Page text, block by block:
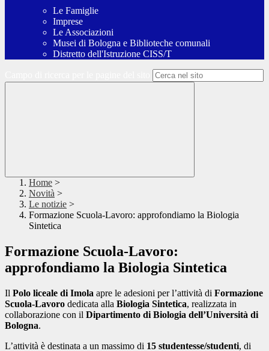
Le Famiglie
Imprese
Le Associazioni
Musei di Bologna e Biblioteche comunali
Distretto dell'Istruzione CISS/T
Home >
Novità >
Le notizie >
Formazione Scuola-Lavoro: approfondiamo la Biologia
Sintetica
Formazione Scuola-Lavoro:
approfondiamo la Biologia Sintetica
Il Polo liceale di Imola apre le adesioni per l’attività di Formazione
Scuola-Lavoro dedicata alla Biologia Sintetica, realizzata in
collaborazione con il Dipartimento di Biologia dell’Università di
Bologna.
L’attività è destinata a un massimo di 15 studentesse/studenti, di